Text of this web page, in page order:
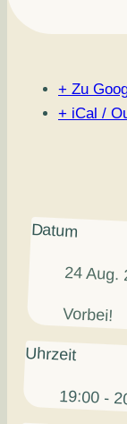
+ Zu
+ iCal /
Datum
24 Aug.
Vorbei!
Uhrzeit
19:00 -